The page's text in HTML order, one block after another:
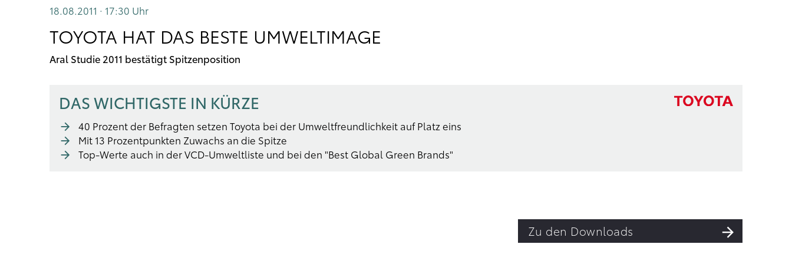
18.08.2011 · 17:30 Uhr
TOYOTA HAT DAS BESTE UMWELTIMAGE
Aral Studie 2011 bestätigt Spitzenposition
DAS WICHTIGSTE IN KÜRZE
40 Prozent der Befragten setzen Toyota bei der Umweltfreundlichkeit auf Platz eins
Mit 13 Prozentpunkten Zuwachs an die Spitze
Top-Werte auch in der VCD-Umweltliste und bei den "Best Global Green Brands"
Zu den Downloads